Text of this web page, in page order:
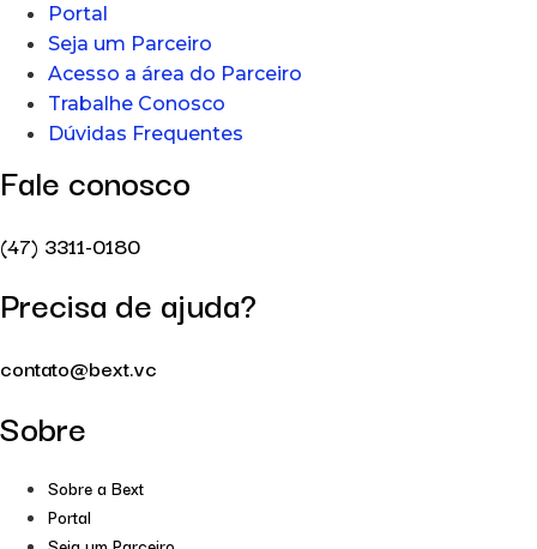
Portal
Seja um Parceiro
Acesso a área do Parceiro
Trabalhe Conosco
Dúvidas Frequentes
Fale conosco
(47) 3311-0180
Precisa de ajuda?
contato@bext.vc
Sobre
Sobre a Bext
Portal